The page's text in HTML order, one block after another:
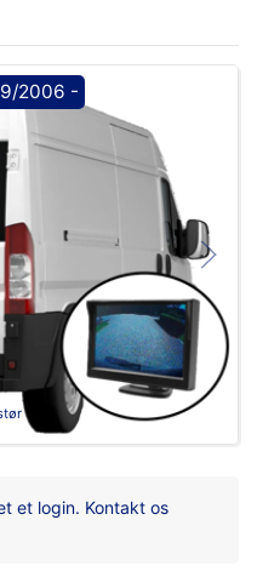
9/2006 -
et login. Kontakt os